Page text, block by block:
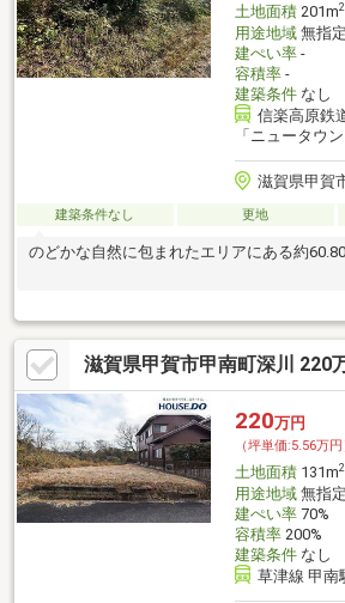
土地面積201m2
用途地域無指定
建ぺい率-
容積率-
建築条件なし
信楽高原鉄
「ニュータウ
滋賀県甲賀
建築条件なし 更地
のどかな自然に包まれたエリアにある約
滋賀県甲賀市甲南町深川 220
220万円
（坪単価:5.56万円
土地面積131m2
用途地域無指定
建ぺい率70%
容積率200%
建築条件なし
草津線 甲南